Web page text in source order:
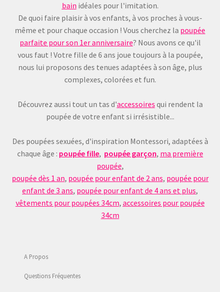
bain idéales pour l'imitation.
De quoi faire plaisir à vos enfants, à vos proches à vous-
même et pour chaque occasion ! Vous cherchez la poupée
parfaite pour son 1er anniversaire? Nous avons ce qu'il
vous faut ! Votre fille de 6 ans joue toujours à la poupée,
nous lui proposons des tenues adaptées à son âge, plus
complexes, colorées et fun.
Découvrez aussi tout un tas d'accessoires qui rendent la
poupée de votre enfant si irrésistible...
Des poupées sexuées, d'inspiration Montessori, adaptées à
chaque âge : poupée fille, poupée garçon, ma première
poupée,
poupée dès 1 an, poupée pour enfant de 2 ans, poupée pour
enfant de 3 ans, poupée pour enfant de 4 ans et plus,
vêtements pour poupées 34cm, accessoires pour poupée
34cm
A Propos
Questions Fréquentes